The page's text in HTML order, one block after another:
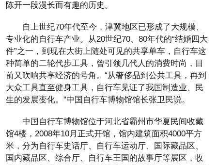
陈开一段漫长而有趣的历史。
自上世纪70年代至今，津冀地区已形成了大规模、
专业化的自行车产业。从20世纪70、80年代的“结婚四大
件”之一，到现在大街上随处可见的共享单车，自行车这
种简单的二轮代步工具，曾引领几代人的消费时尚，目
前又吹响共享经济的号角。“从奢侈品到公共工具，再到
大众工具直至健身工具，自行车见证了我国制造业、民
生的发展变化。”中国自行车博物馆馆长张卫民说。
中国自行车博物馆位于河北省霸州市华夏民间收藏
馆4楼，2008年10月正式开馆，馆内建筑面积4000平方
米，分为自行车史话厅、自行车运动厅、国际藏品区、
国内藏品区、综合厅、自行车王国的故事厅等展区，收